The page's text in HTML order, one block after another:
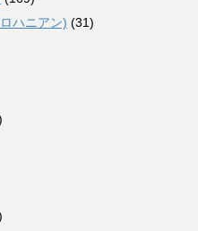
ハニアン) (31)